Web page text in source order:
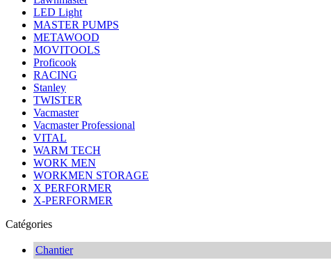
LED Light
MASTER PUMPS
METAWOOD
MOVITOOLS
Proficook
RACING
Stanley
TWISTER
Vacmaster
Vacmaster Professional
VITAL
WARM TECH
WORK MEN
WORKMEN STORAGE
X PERFORMER
X-PERFORMER
Catégories
Chantier